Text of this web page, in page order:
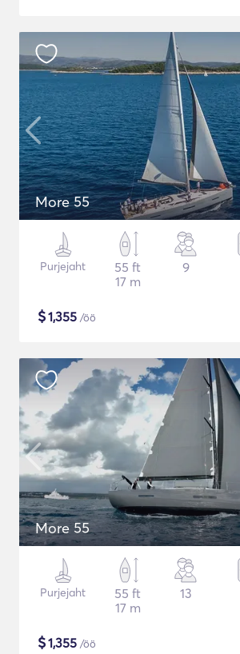
More 55
Purjejaht
55 ft
17 m
9
$1,355 /öö
More 55
Purjejaht
55 ft
17 m
13
$1,355 /öö